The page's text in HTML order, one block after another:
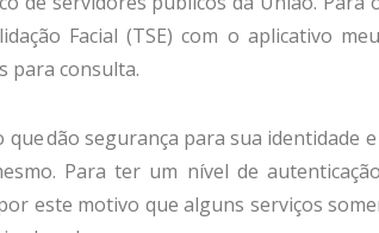
Facial (TSE) com o aplicativo
para consulta.
dão segurança para sua identidade
Para ter um nível de
este motivo que alguns serviços